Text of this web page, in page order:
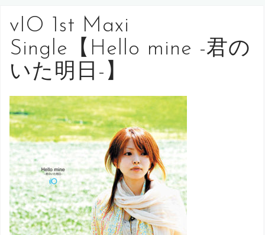
vIO 1st Maxi
Single【Hello mine -君の
いた明日-】